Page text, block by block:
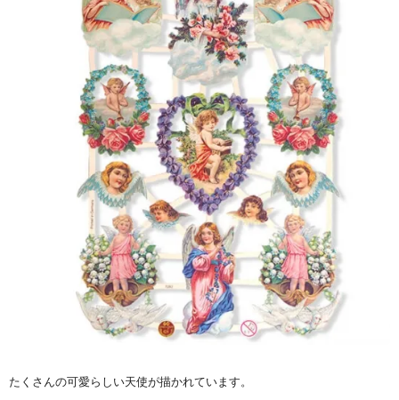
たくさんの可愛らしい天使が描かれています。